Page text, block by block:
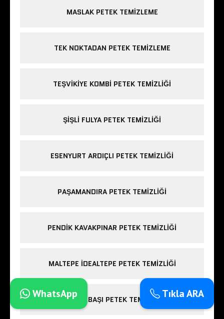
MASLAK PETEK TEMIZLEME
TEK NOKTADAN PETEK TEMIZLEME
TEŞVIKIYE KOMBI PETEK TEMIZLIĞI
ŞIŞLI FULYA PETEK TEMIZLIĞI
ESENYURT ARDIÇLI PETEK TEMIZLIĞI
PAŞAMANDIRA PETEK TEMIZLIĞI
PENDIK KAVAKPINAR PETEK TEMIZLIĞI
MALTEPE IDEALTEPE PETEK TEMIZLIĞI
BAĞLARBAŞI PETEK TEMIZLIĞI Tıkla ARA
WhatsApp